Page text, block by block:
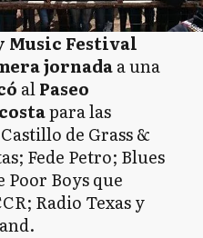
Music Festival
jornadaa una
alPaseo
costapara las
de Grass &
Fede Petro; Blues
Boys que
Radio Texas y